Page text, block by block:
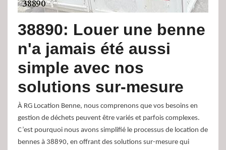
38890: Louer une benne
n'a jamais été aussi
simple avec nos
solutions sur-mesure
À RG Location Benne, nous comprenons que vos besoins en
gestion de déchets peuvent être variés et parfois complexes.
C’est pourquoi nous avons simplifié le processus de location de
bennes à 38890, en offrant des solutions sur-mesure qui